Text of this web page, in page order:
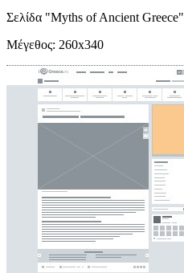
Σελίδα "Myths of Ancient Greece"
Μέγεθος: 260x340